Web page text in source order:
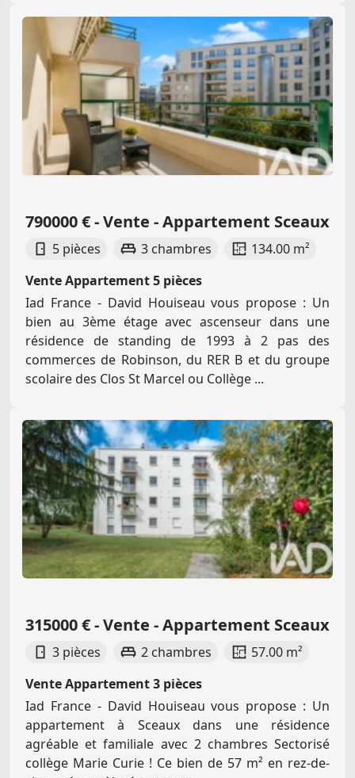
790000 € - Vente - Appartement Sceaux
5 pièces 3 chambres
134.00 m²
Vente Appartement 5 pièces
Iad France - David Houiseau vous propose : Un
bien au 3ème étage avec ascenseur dans une
résidence de standing de 1993 à 2 pas des
commerces de Robinson, du RER B et du groupe
scolaire des Clos St Marcel ou Collège ...
315000 € - Vente - Appartement Sceaux
3 pièces 2 chambres
57.00 m²
Vente Appartement 3 pièces
Iad France - David Houiseau vous propose : Un
appartement à Sceaux dans une résidence
agréable et familiale avec 2 chambres Sectorisé
collège Marie Curie ! Ce bien de 57 m² en rez-de-